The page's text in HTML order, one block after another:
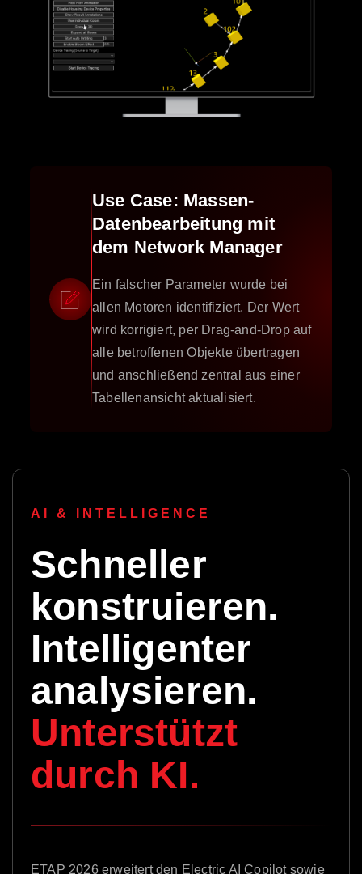
Use Case: Massen-
Datenbearbeitung mit
dem Network Manager
Ein falscher Parameter wurde bei
allen Motoren identifiziert. Der Wert
wird korrigiert, per Drag-and-Drop auf
alle betroffenen Objekte übertragen
und anschließend zentral aus einer
Tabellenansicht aktualisiert.
AI & INTELLIGENCE
Schneller
konstruieren.
Intelligenter
analysieren.
Unterstützt
durch KI.
ETAP 2026 erweitert den Electric AI Copilot sowie